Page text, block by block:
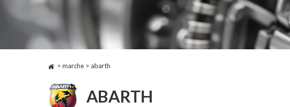
> marche > abarth
ABARTH